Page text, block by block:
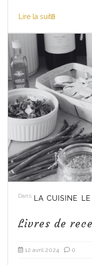
Lire la suite
Dans LA CUISINE
Livres de
12 avril 2024 0